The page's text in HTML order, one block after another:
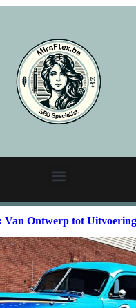
Van Ontwerp tot Uitvoering